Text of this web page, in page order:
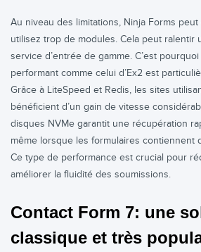
Au niveau des limitations, Ninja Forms
utilisez trop de modules. Cela peut ralentir
service d’entrée de gamme. C’est
performant comme celui d’Ex2 est
Grâce à LiteSpeed et Redis, les sites
bénéficient d’un gain de vitesse
disques NVMe garantit une récupération
même lorsque les formulaires contiennent
Ce type de performance est crucial pour
améliorer la fluidité des soumissions.
Contact Form 7: une
classique et très